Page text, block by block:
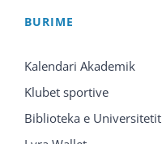
BURIME
Kalendari Akademik
Klubet sportive
Biblioteka e Universitetit